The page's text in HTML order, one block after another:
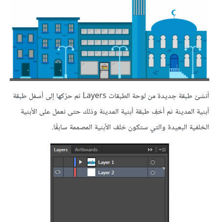
أنشئ طبقة جديدة من لوحة الطبقات Layers ثم حرّكها إلى أسفل طبقة
أبنية المدينة ثم أخفِ طبقة أبنية المدينة وذلك حتى نعمل على الأبنية
الخلفية البعيدة والتي ستكون خلف الأبنية المصممة سابقًا.